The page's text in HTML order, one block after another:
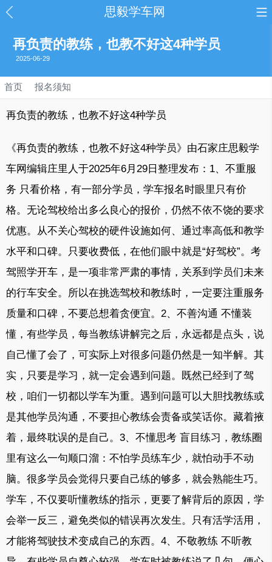
思毅学车网
再负责的教练，也教不好这4种学员
2025-06-29
首页 报名须知
再负责的教练，也教不好这4种学员
《再负责的教练，也教不好这4种学员》由石家庄思毅学
车网编辑庄里人于2025年6月29日整理发布：1、不重服
务 只看价格，有一部分学员，学车报名时眼里只有价
格。无论驾校给出多么良心的报价，仍然不依不饶的要求
优惠。从不关心驾校的硬件设施如何、通过率高低和教学
水平和口碑。只要收费低，在他们眼中就是“好驾校”。考
驾照学开车，是一项非常严肃的事情，关系到学员们未来
的行车安全。所以在挑选驾校和教练时，一定要注重服务
质量和口碑，不要总想着贪便宜。2、不善沟通 不懂装
懂，有些学员，每当教练讲解完之后，永远都是点头，说
自己懂了会了，可实际上对很多问题仍然是一知半解。其
实，只要是学习，就一定会遇到问题。既然已经到了驾
校，咱们一切都以学车为重。遇到问题可以大胆找教练或
是其他学员沟通，不要担心教练会责备或笑话你。藏着掖
着，最终耽误的是自己。3、不懂思考 盲目练习，教练圈
里有这么一句顺口溜：不怕学员练车少，就怕动手不动
脑。很多学员会觉得只要自己练的够多，就会熟能生巧。
学车，不仅要听懂教练的指示，更要了解背后的原因，学
会举一反三，避免类似的错误再次发生。只有活学活用，
才能将驾驶技术变成自己的东西。4、不敬教练 不听教